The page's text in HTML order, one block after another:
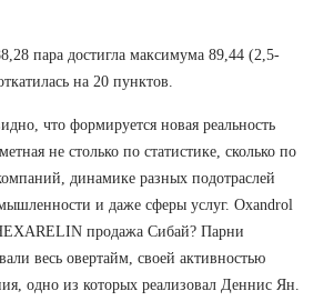
пара достигла максимума 89,44 (2,5-
на 20 пунктов.
что формируется новая реальность
не столько по статистике, сколько по
динамике разных подотраслей
и даже сферы услуг. Oxandrol
продажа Сибай? Парни
весь овертайм, своей активностью
одно из которых реализовал Деннис Ян.